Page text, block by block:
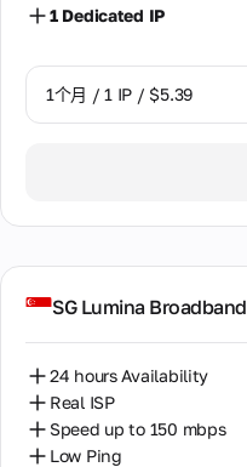
1 Dedicated IP
1个月 / 1 IP / $5.39
SG Lumina Broadband
24 hours Availability
Real ISP
Speed up to 150 mbps
Low Ping